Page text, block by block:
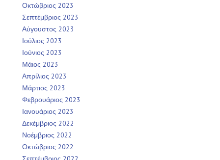
Οκτώβριος 2023
Σεπτέμβριος 2023
Αύγουστος 2023
Ιούλιος 2023
Ιούνιος 2023
Μάιος 2023
Απρίλιος 2023
Μάρτιος 2023
Φεβρουάριος 2023
Ιανουάριος 2023
Δεκέμβριος 2022
Νοέμβριος 2022
Οκτώβριος 2022